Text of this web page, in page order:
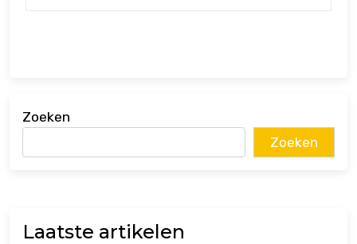
Zoeken
Zoeken
Laatste artikelen